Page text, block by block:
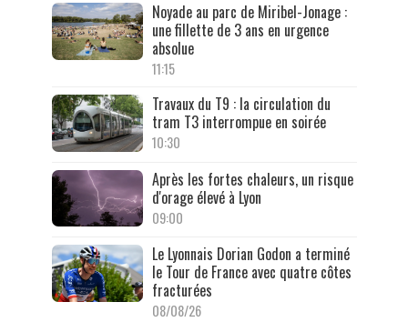
Noyade au parc de Miribel-Jonage :
une fillette de 3 ans en urgence
absolue
11:15
Travaux du T9 : la circulation du
tram T3 interrompue en soirée
10:30
Après les fortes chaleurs, un risque
d'orage élevé à Lyon
09:00
Le Lyonnais Dorian Godon a terminé
le Tour de France avec quatre côtes
fracturées
08/08/26